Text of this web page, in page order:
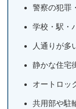
警察の犯罪
学校・駅・
人通りが多
静かな住宅
オートロッ
共用部や駐